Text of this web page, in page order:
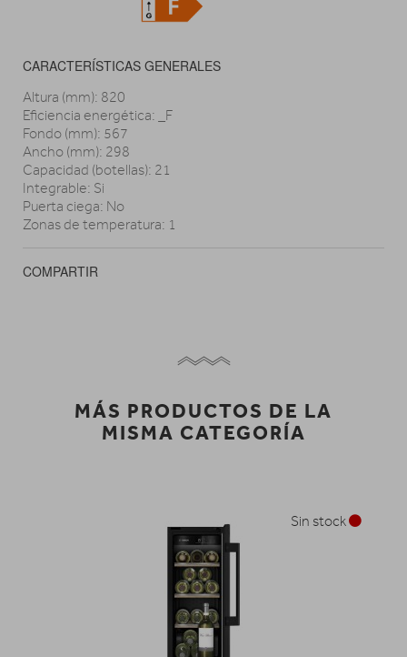
CARACTERÍSTICAS GENERALES
Altura (mm): 820
Eficiencia energética: _F
Fondo (mm): 567
Ancho (mm): 298
Capacidad (botellas): 21
Integrable: Si
Puerta ciega: No
Zonas de temperatura: 1
COMPARTIR
MÁS PRODUCTOS DE LA
MISMA CATEGORÍA
Sin stock